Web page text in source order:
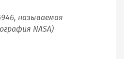
называемая
NASA)